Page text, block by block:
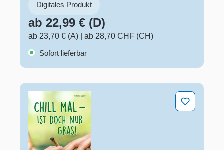
Digitales Produkt
ab 22,99 € (D)
ab 23,70 € (A)
ab 28,70 CHF (CH)
Sofort lieferbar
Chill mal – ist doch nur Gras!